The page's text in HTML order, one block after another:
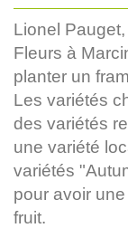
Lionel
Fleurs à
planter un
Les variétés
des variétés
une variété
variétés
pour avoir
fruit.